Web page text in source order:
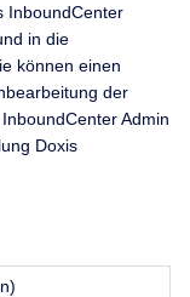
InboundCenter
in die
können einen
der
Admin
Doxis